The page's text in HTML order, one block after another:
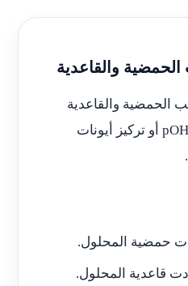
والقاعدية
الحمضية والقاعدية
بالاعتماد على قيمة pH أو pOH أو تركيز أيونات